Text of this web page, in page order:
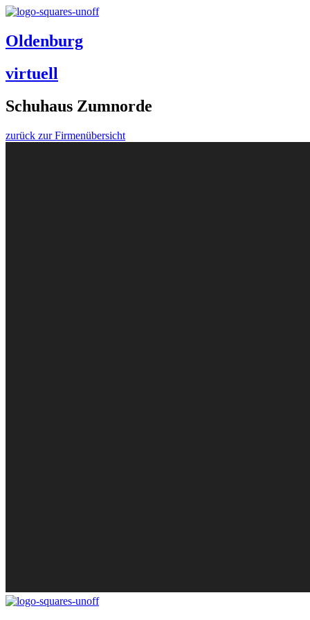
Oldenburg
virtuell
Schuhaus Zumnorde
zurück zur Firmenübersicht